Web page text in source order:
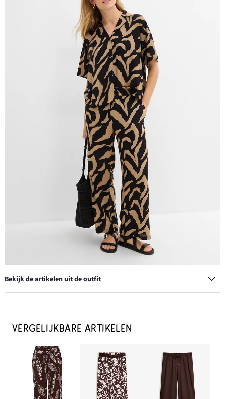
Bekijk de artikelen uit de outfit
€ 13,99
Sandalen
€ 27,99
IN WINKELMANDJE
VERGELIJKBARE ARTIKELEN